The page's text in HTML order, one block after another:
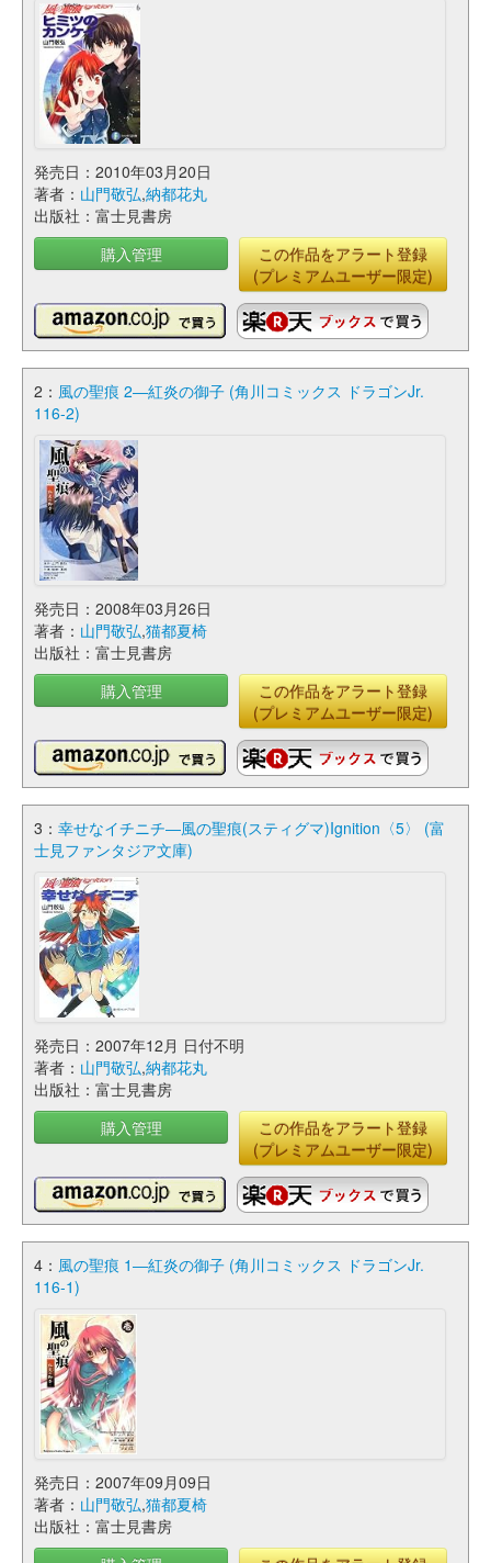
発売日：2010年03月20日
著者： 山門敬弘,納都花丸
出版社：富士見書房
購入管理
この作品をアラート登録
(プレミアムユーザー限定)
2： 風の聖痕 2―紅炎の御子 (角川コミックス ドラゴンJr.
116-2)
発売日：2008年03月26日
著者： 山門敬弘,猫都夏椅
出版社：富士見書房
購入管理
この作品をアラート登録
(プレミアムユーザー限定)
3： 幸せなイチニチ―風の聖痕(スティグマ)Ignition〈5〉 (富
士見ファンタジア文庫)
発売日：2007年12月 日付不明
著者： 山門敬弘,納都花丸
出版社：富士見書房
購入管理
この作品をアラート登録
(プレミアムユーザー限定)
4： 風の聖痕 1―紅炎の御子 (角川コミックス ドラゴンJr.
116-1)
発売日：2007年09月09日
著者： 山門敬弘,猫都夏椅
出版社：富士見書房